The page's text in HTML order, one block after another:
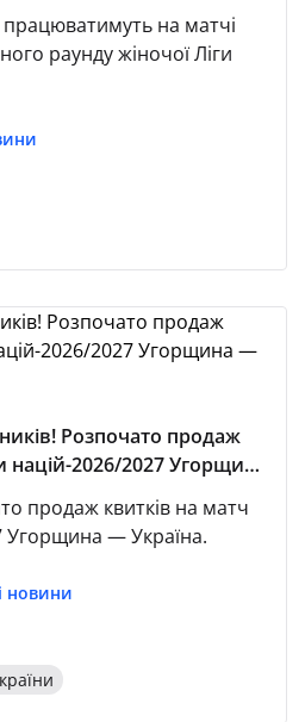
працюватимуть на матчі
раунду жіночої Ліги
Розпочато продаж
націй-2026/2027 Угорщина
продаж квитків на матч
Угорщина — Україна.
новини